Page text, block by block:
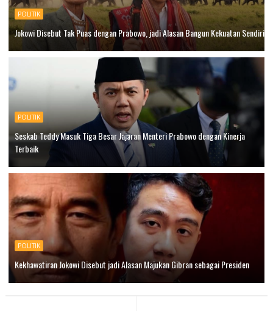
POLITIK
Jokowi Disebut Tak Puas dengan Prabowo, jadi Alasan Bangun Kekuatan Sendiri
POLITIK
Seskab Teddy Masuk Tiga Besar Jajaran Menteri Prabowo dengan Kinerja
Terbaik
POLITIK
Kekhawatiran Jokowi Disebut jadi Alasan Majukan Gibran sebagai Presiden